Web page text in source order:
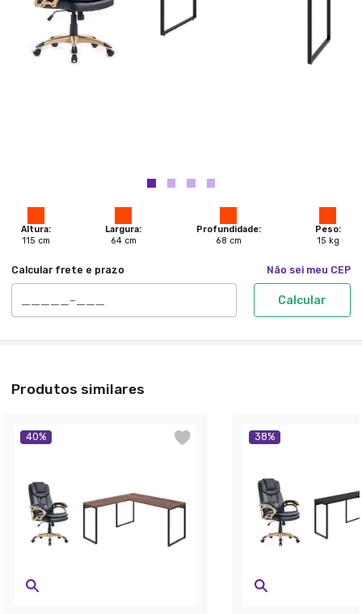
Altura:
115 cm
Largura:
64cm
Profundidade:
68 cm
Peso:
15 kg
Calcular frete e prazo Não sei meu CEP
Calcular
Produtos similares
40% 38%